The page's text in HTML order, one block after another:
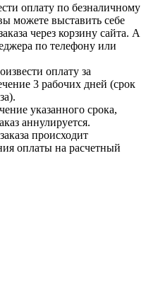
оплату по безналичному
можете выставить себе
через корзину сайта. А
по телефону или
оплату за
3 рабочих дней (срок
указанного срока,
аннулируется.
происходит
оплаты на расчетный